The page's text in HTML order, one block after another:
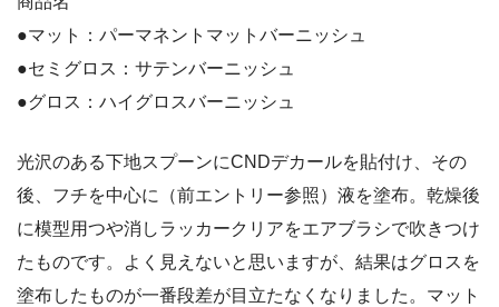
●マット：パーマネントマットバーニッシュ
●セミグロス：サテンバーニッシュ
●グロス：ハイグロスバーニッシュ
光沢のある下地スプーンにCNDデカールを貼付け、その
後、フチを中心に（前エントリー参照）液を塗布。乾燥後
に模型用つや消しラッカークリアをエアブラシで吹きつけ
たものです。よく見えないと思いますが、結果はグロスを
塗布したものが一番段差が目立たなくなりました。マット